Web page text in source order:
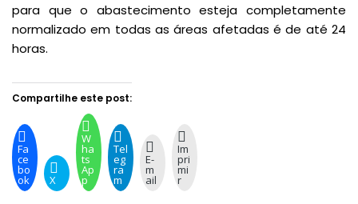
para que o abastecimento esteja completamente
normalizado em todas as áreas afetadas é de até 24
horas.
Compartilhe este post:
Fa
ce
bo
ok X
W
ha
ts
Ap
p
Tel
eg
ra
m
E-
m
ail
Im
pri
mi
r